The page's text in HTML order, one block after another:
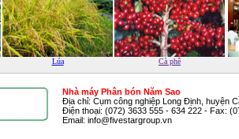
Lúa Cà phê
Nhà máy Phân bón Năm Sao
Địa chỉ: Cụm công nghiệp Long Định, huyện
Điện thoại: (072) 3633 555 - 634 222 - Fax:
Email: info@fivestargroup.vn